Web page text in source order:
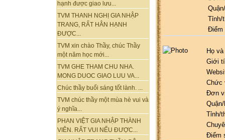
hạnh được giao lưu...
TVM THANH NGHỊ GIA NHẬP
TRANG, RẤT HÂN HẠNH
ĐƯỢC...
TVM xin chào Thầy, chúc Thầy
một năm học mới...
TVM GHE THAM CHU NHA.
MONG DUOC GIAO LUU VA...
Chúc thầy buổi sáng tốt lành. ...
TVM chúc thầy một mùa hè vui và
ý nghĩa...
PHAN VIỆT GIA NHẬP THÀNH
VIÊN. RẤT VUI NẾU ĐƯỢC...
Tỉnh/
Điểm
Họ
Giới
Chức
Đơn
Tỉnh/
Điểm